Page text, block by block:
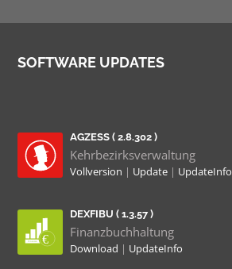
SOFTWARE UPDATES
AGZESS ( 2.8.302 )
Kehrbezirksverwaltung
Vollversion | Update | UpdateInfo
DEXFIBU ( 1.3.57 )
Finanzbuchhaltung
Download | UpdateInfo